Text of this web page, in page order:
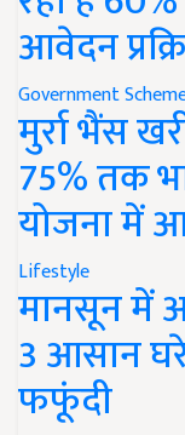
आवेदन
Government
मुर्रा भैंस
75% तक
योजना में
Lifestyle
मानसून में
3 आसान
फफूंदी